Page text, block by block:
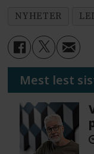
NYHETER
Mest lest